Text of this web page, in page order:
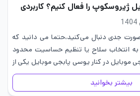
ژیروسکوپ را فعال کنیم؟ کاربردی
جدی دنبال می‌کنید،حتما می دانید که
به انتخاب سلاح یا تنظیم حساسیت محدود
موبایل در کنار یوسی پابجی موبایل یکی از
بیشتر بخوانید